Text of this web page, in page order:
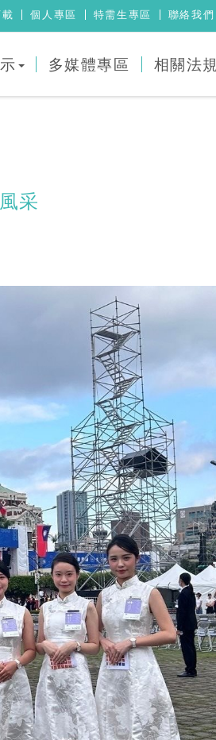
個人專區 特需生專區 聯絡我們
多媒體專區 相關法規
采